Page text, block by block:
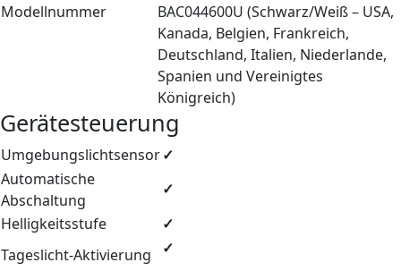
Modellnummer
BAC044600U (Schwarz/Weiß – USA,
Kanada, Belgien, Frankreich,
Deutschland, Italien, Niederlande,
Spanien und Vereinigtes
Königreich)
Gerätesteuerung
Umgebungslichtsensor ✓
Automatische
Abschaltung
✓
Helligkeitsstufe ✓
Tageslicht-Aktivierung ✓